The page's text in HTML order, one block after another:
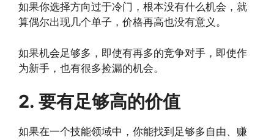
如果你选择方向过于冷门，根本没有什么机会，就
算偶尔出现几个单子，价格再高也没有意义。
如果机会足够多，即使有再多的竞争对手，即使作
为新手，也有很多捡漏的机会。
2. 要有足够高的价值
如果在一个技能领域中，你能找到足够多自由、赚